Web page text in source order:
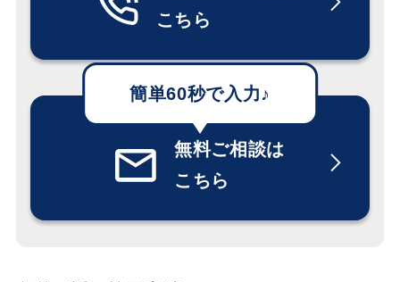
こちら
無料ご相談は
こちら